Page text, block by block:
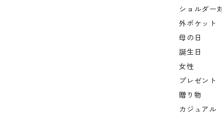
ショルダー
外ポケット
母の日
誕生日
女性
プレゼント
贈り物
カジュアル